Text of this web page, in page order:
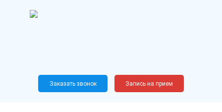
Новослободская, 62, к12
Заказать звонок Запись на прием